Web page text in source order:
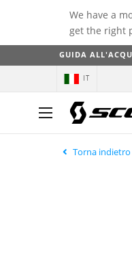
We have a
get the right
GUIDA
IT
Torna indietro